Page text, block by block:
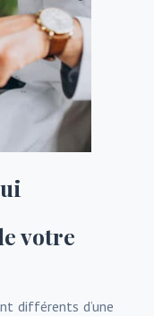
votre
différents d’une